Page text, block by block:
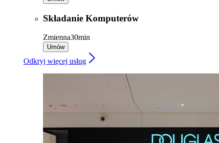
Składanie Komputerów
Zmienna30min
Umów
Odkryj więcej usług